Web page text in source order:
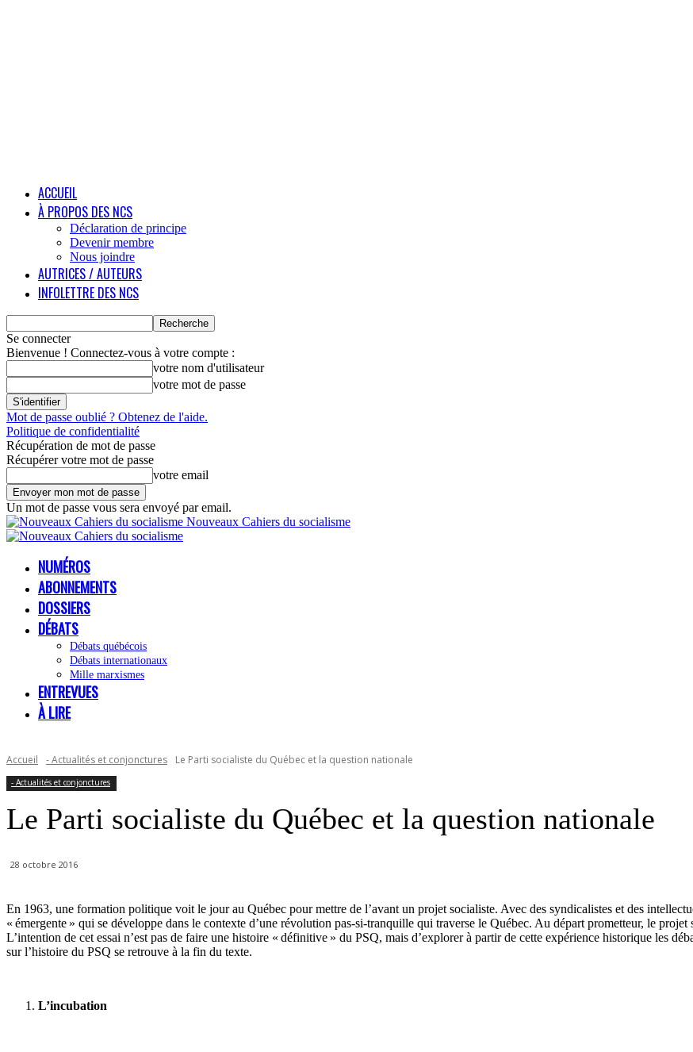
ACCUEIL
À PROPOS DES NCS
Déclaration de principe
Devenir membre
Nous joindre
AUTRICES / AUTEURS
INFOLETTRE DES NCS
Se connecter
Bienvenue ! Connectez-vous à votre compte :
votre nom d'utilisateur
votre mot de passe
Mot de passe oublié ? Obtenez de l'aide.
Politique de confidentialité
Récupération de mot de passe
Récupérer votre mot de passe
votre email
Un mot de passe vous sera envoyé par email.
Nouveaux Cahiers du socialisme
NUMÉROS
ABONNEMENTS
DOSSIERS
DÉBATS
Débats québécois
Débats internationaux
Mille marxismes
ENTREVUES
À LIRE
Accueil - Actualités et conjonctures Le Parti socialiste du Québec et la question nationale
- Actualités et conjonctures
Le Parti socialiste du Québec et la question nationale
28 octobre 2016
En 1963, une formation politique voit le jour au Québec pour mettre de l’avant un projet socialiste. Avec des syndicalistes et des
« émergente » qui se développe dans le contexte d’une révolution pas-si-tranquille qui traverse le Québec. Au départ prometteur, le
L’intention de cet essai n’est pas de faire une histoire « définitive » du PSQ, mais d’explorer à partir de cette expérience historique les
sur l’histoire du PSQ se retrouve à la fin du texte.
L’incubation